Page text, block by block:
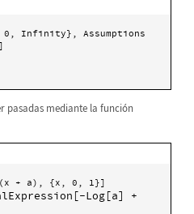
Infinity}, Assumptions
pasadas mediante la función
+ a), {x, 0, 1}]
Log[a] +